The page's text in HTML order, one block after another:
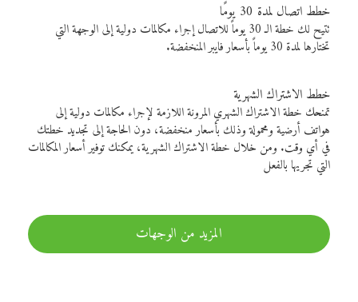
خطط اتصال لمدة 30 يومًا
تتيح لك خطة الـ 30 يوماً للاتصال إجراء مكالمات دولية إلى الوجهة التي
تختارها لمدة 30 يوماً بأسعار فايبر المنخفضة.
خطط الاشتراك الشهرية
تمنحك خطة الاشتراك الشهري المرونة اللازمة لإجراء مكالمات دولية إلى
هواتف أرضية ومحمولة وذلك بأسعار منخفضة، دون الحاجة إلى تجديد خطتك
في أي وقت. ومن خلال خطة الاشتراك الشهرية، يمكنك توفير أسعار المكالمات
التي تجريها بالفعل
المزيد من الوجهات